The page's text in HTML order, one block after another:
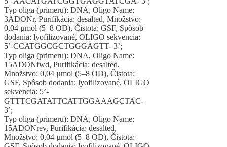
Typ oliga (primeru): DNA, Oligo Name:
3ADONr, Purifikácia: desalted, Množstvo:
0,04 µmol (5–8 OD), Čistota: GSF, Spôsob
dodania: lyofilizované, OLIGO sekvencia:
5’-CCATGGCGCTGGGAGTT- 3’;
Typ oliga (primeru): DNA, Oligo Name:
15ADONfwd, Purifikácia: desalted,
Množstvo: 0,04 µmol (5–8 OD), Čistota:
GSF, Spôsob dodania: lyofilizované, OLIGO
sekvencia: 5’-
GTTTCGATATTCATTGGAAAGCTAC-
3’;
Typ oliga (primeru): DNA, Oligo Name:
15ADONrev, Purifikácia: desalted,
Množstvo: 0,04 µmol (5–8 OD), Čistota: